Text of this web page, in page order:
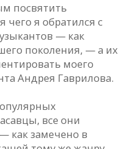
посвятить
чего я обратился с
— как
поколения, — а их
моего
Андрея Гаврилова.
все они
как замечено в